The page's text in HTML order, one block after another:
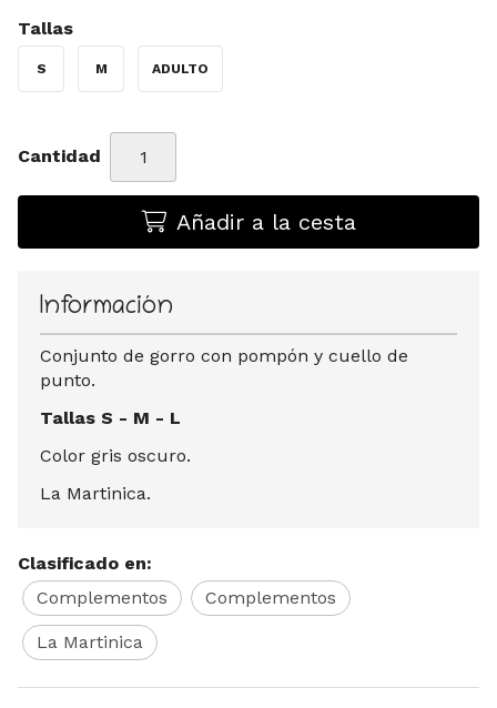
Tallas
S M ADULTO
Cantidad
Añadir a la cesta
Información
Conjunto de gorro con pompón y cuello de
punto.
Tallas S - M - L
Color gris oscuro.
La Martinica.
Clasificado en:
Complementos
Complementos
La Martinica